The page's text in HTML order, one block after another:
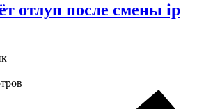
отлуп после смены ip